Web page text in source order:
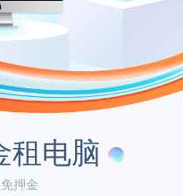
租电脑
押金